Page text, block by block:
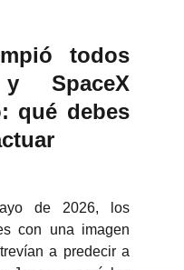
todos
SpaceX
qué debes
de 2026, los
con una imagen
a predecir a